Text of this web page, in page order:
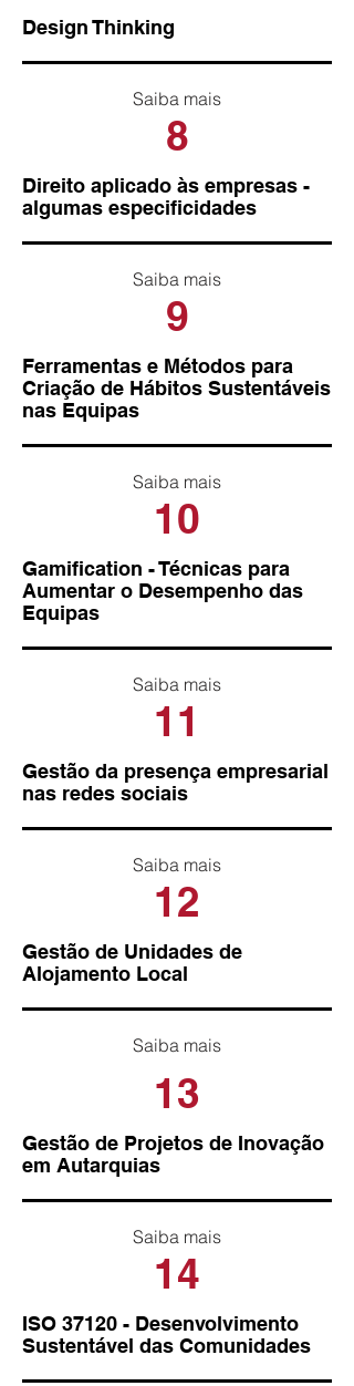
Design Thinking
Saiba mais
8
Direito aplicado às empresas -
algumas especificidades
Saiba mais
9
Ferramentas e Métodos para
Criação de Hábitos Sustentáveis
nas Equipas
Saiba mais
10
Gamification - Técnicas para
Aumentar o Desempenho das
Equipas
Saiba mais
11
Gestão da presença empresarial
nas redes sociais
Saiba mais
12
Gestão de Unidades de
Alojamento Local
Saiba mais
13
Gestão de Projetos de Inovação
em Autarquias
Saiba mais
14
ISO 37120 - Desenvolvimento
Sustentável das Comunidades